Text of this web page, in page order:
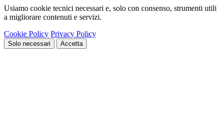
Usiamo cookie tecnici necessari e, solo con consenso, strumenti utili
a migliorare contenuti e servizi.
Cookie Policy Privacy Policy
Solo necessari Accetta